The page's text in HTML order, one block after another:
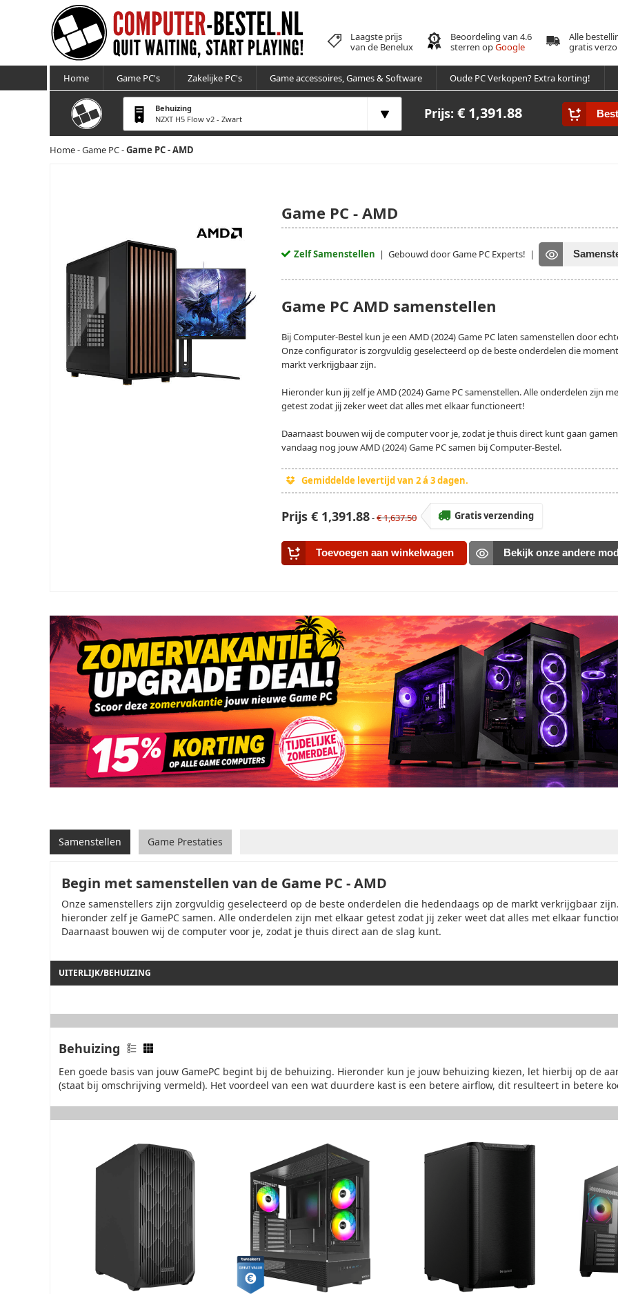
Laagste prijs
van de Benelux
Beoordeling van 4.6
sterren opGoogle
Alle
gratis
Home Game PC's Zakelijke PC's Game accessoires, Games & Software Oude PC Verkopen? Extra korting!
Behuizing
NZXT H5 Flow v2 - Zwart
Prijs: € 1,391.88
Home-Game PC-Game PC - AMD
Game PC - AMD
Zelf Samenstellen | Gebouwd door Game PC Experts! |
Game PC AMD samenstellen
Bij Computer-Bestel kun je een AMD (2024) Game PC laten samenstellen door
Onze configurator is zorgvuldig geselecteerd op de beste onderdelen die
markt verkrijgbaar zijn.
Hieronder kun jij zelf je AMD (2024) Game PC samenstellen. Alle onderdelen zijn
getest zodat jij zeker weet dat alles met elkaar functioneert!
Daarnaast bouwen wij de computer voor je, zodat je thuis direct kunt gaan
vandaag nog jouw AMD (2024) Game PC samen bij Computer-Bestel.
Gemiddelde levertijd van 2 á 3 dagen.
Prijs€ 1,391.88-€ 1,637.50 Gratis verzending
Toevoegen aan winkelwagen Bekijk onze andere
Samenstellen Game Prestaties
Begin met samenstellen van de Game PC - AMD
Onze samenstellers zijn zorgvuldig geselecteerd op de beste onderdelen die hedendaags op de markt verkrijgbaar
hieronder zelf je GamePC samen. Alle onderdelen zijn met elkaar getest zodat jij zeker weet dat alles met elkaar
Daarnaast bouwen wij de computer voor je, zodat je thuis direct aan de slag kunt.
UITERLIJK/BEHUIZING
Behuizing
Een goede basis van jouw GamePC begint bij de behuizing. Hieronder kun je jouw behuizing kiezen, let hierbij op de
(staat bij omschrijving vermeld). Het voordeel van een wat duurdere kast is een betere airflow, dit resulteert in betere